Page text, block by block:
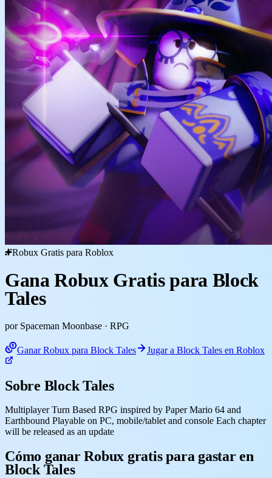
Robux Gratis para Roblox
Gana Robux Gratis para Block
Tales
por Spaceman Moonbase · RPG
Ganar Robux para Block Tales Jugar a Block Tales en Roblox
Sobre Block Tales
Multiplayer Turn Based RPG inspired by Paper Mario 64 and
Earthbound Playable on PC, mobile/tablet and console Each chapter
will be released as an update
Cómo ganar Robux gratis para gastar en
Block Tales